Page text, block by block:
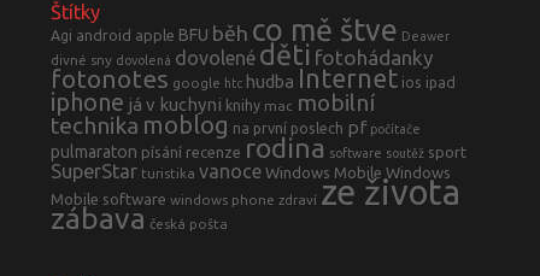
Štítky
Agi android apple BFU běh co mě štve Deawer
divné sny dovolená dovolené děti fotohádanky
fotonotes google htc hudba Internet ios ipad
iphone já v kuchyni knihy mac mobilní
technika moblog na první poslech pf počítače
pulmaraton písání recenze rodina software soutěž sport
SuperStar turistika vanoce Windows Mobile Windows
Mobile software windows phone zdraví ze života
zábava česká pošta